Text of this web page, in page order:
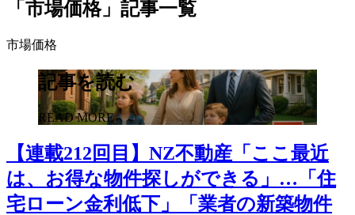
「市場価格」記事一覧
市場価格
記事を読む
READ MORE
【連載212回目】NZ不動産「ここ最近
は、お得な物件探しができる」…「住
宅ローン金利低下」「業者の新築物件